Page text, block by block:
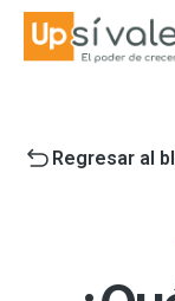
Regresar al